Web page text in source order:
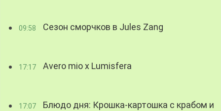
09:58 Сезон сморчков в Jules Zang
17:17 Avero mio x Lumisfera
17:07
Блюдо дня: Крошка-картошка с крабом и